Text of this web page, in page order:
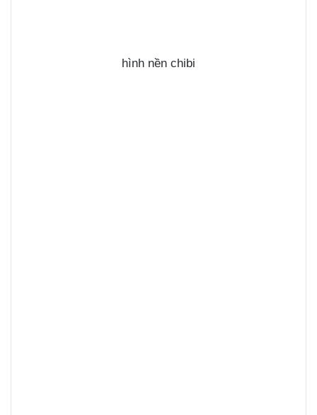
hình nền chibi